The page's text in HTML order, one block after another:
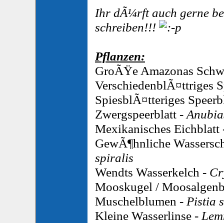
Ihr dÃ¼rft auch gerne
schreiben!!!
Pflanzen:
GroÃŸe Amazonas
VerschiedenblÃ¤ttriges
SpiesblÃ¤tteriges
Zwergspeerblatt -
Mexikanisches
GewÃ¶hnliche
spiralis
Wendts Wasserkelch -
Mooskugel /
Muschelblumen - Pistia
Kleine Wasserlinse -